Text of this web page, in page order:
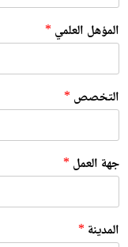
المؤهل العلمي *
التخصص *
ل
س
م
ت
جهة العمل *
المدينة *